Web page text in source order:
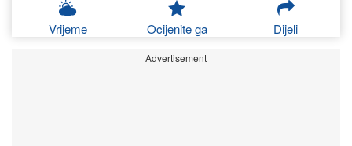
Vrijeme Ocijenite ga Dijeli
Advertisement